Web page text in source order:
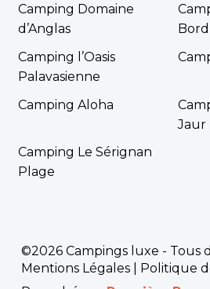
Camping Domaine
d’Anglas
Camping l’Oasis
Palavasienne
Camping Aloha
Jaur
Camping Le Sérignan
Plage
©2026 Campings luxe - Tous
Mentions Légales
Politique